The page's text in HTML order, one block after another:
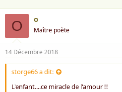
Et quand vient le
Il part avec le vent
Dans le cœur des
s'enfuir
O o
Maître poète
14 Décembre 2018
storge66 a dit:
L'enfant....ce miracle de l'amour !!